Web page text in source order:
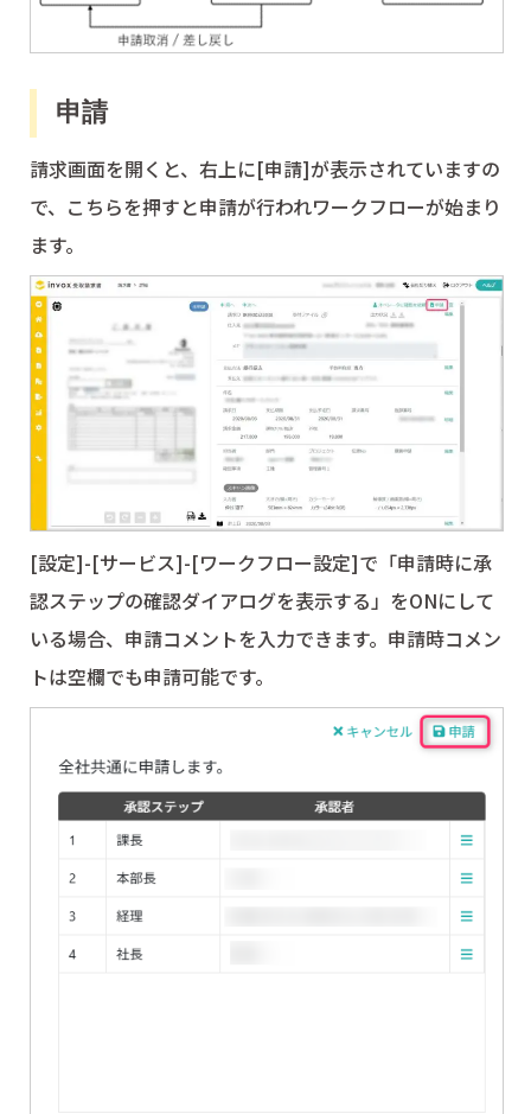
申請
請求画面を開くと、右上に[申請]が表示されていますの
で、こちらを押すと申請が行われワークフローが始まり
ます。
[設定]-[サービス]-[ワークフロー設定]で「申請時に承
認ステップの確認ダイアログを表示する」をONにして
いる場合、申請コメントを入力できます。申請時コメン
トは空欄でも申請可能です。